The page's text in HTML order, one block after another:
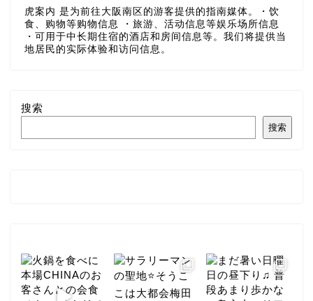
虎案内 是为前往大阪南区的游客提供的指南媒体。・饮
食、购物等购物信息 ・旅游、活动信息等娱乐场所信息
・可用于中长期住宿的酒店和房间信息等。我们将提供当
地居民的实际体验和访问信息。
搜索
搜索